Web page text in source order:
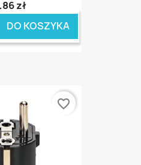
zł
DO KOSZYKA
favorite_border